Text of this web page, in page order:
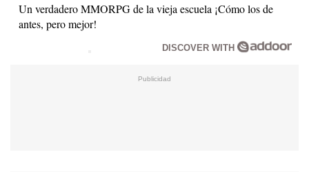
Un verdadero MMORPG de la vieja escuela ¡Cómo los de
antes, pero mejor!
DISCOVER WITH